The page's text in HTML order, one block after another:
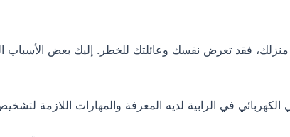
منزلك، فقد تعرض نفسك وعائلتك للخطر. إليك بعض الأسباب
في الرابية لديه المعرفة والمهارات اللازمة